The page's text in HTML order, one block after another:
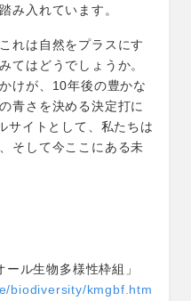
み入れています。
れは自然をプラスにす
てはどうでしょうか。
けが、10年後の豊かな
青さを決める決定打に
サイトとして、私たちは
そして今ここにある未
ル生物多様性枠組」
biodiversity/kmgbf.htm